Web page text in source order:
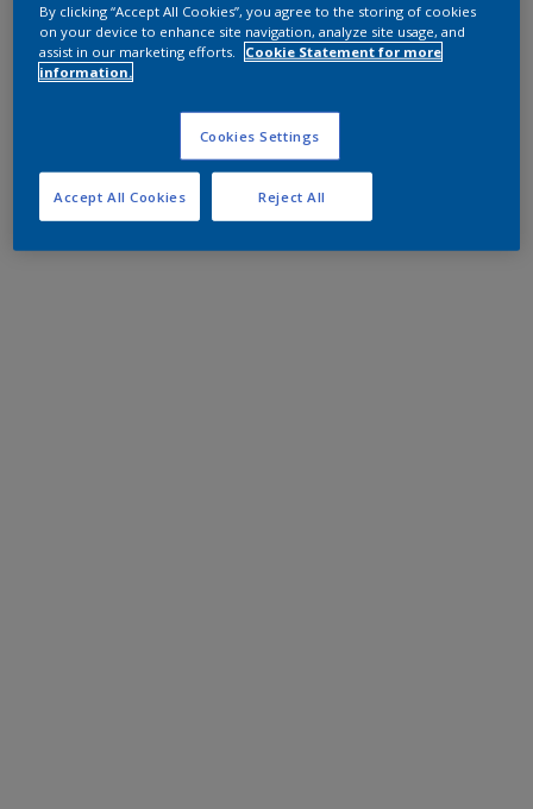
By clicking “Accept All Cookies”, you agree to the storing of cookies
on your device to enhance site navigation, analyze site usage, and
assist in our marketing efforts.
Cookie Statement for more
information.
Cookies Settings
Reject All
Accept All Cookies